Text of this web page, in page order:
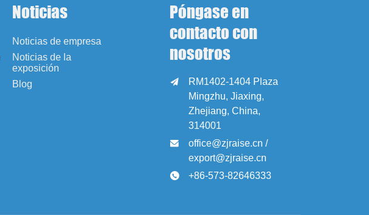
Noticias
Noticias de empresa
Noticias de la
exposición
Blog
Póngase en
contacto con
nosotros

RM1402-1404 Plaza
Mingzhu, Jiaxing,
Zhejiang, China,
314001

office@zjraise.cn /
export@zjraise.cn
 +86-573-82646333